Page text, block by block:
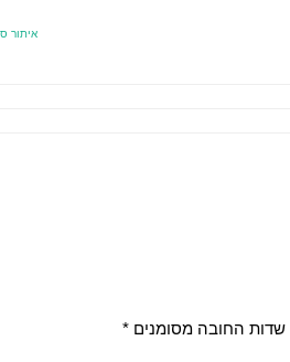
איתור
שדות החובה מסומנים *